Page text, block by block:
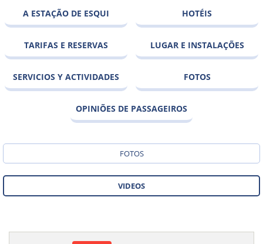
A ESTAÇÃO DE ESQUI HOTÉIS
TARIFAS E RESERVAS LUGAR E INSTALAÇÕES
SERVICIOS Y ACTIVIDADES FOTOS
OPINIÕES DE PASSAGEIROS
FOTOS
VIDEOS